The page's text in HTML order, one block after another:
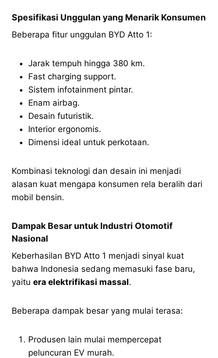
Spesifikasi Unggulan yang Menarik Konsumen
Beberapa fitur unggulan BYD Atto 1:
Jarak tempuh hingga 380 km.
Fast charging support.
Sistem infotainment pintar.
Enam airbag.
Desain futuristik.
Interior ergonomis.
Dimensi ideal untuk perkotaan.
Kombinasi teknologi dan desain ini menjadi
alasan kuat mengapa konsumen rela beralih dari
mobil bensin.
Dampak Besar untuk Industri Otomotif
Nasional
Keberhasilan BYD Atto 1 menjadi sinyal kuat
bahwa Indonesia sedang memasuki fase baru,
yaitu era elektrifikasi massal.
Beberapa dampak besar yang mulai terasa:
Produsen lain mulai mempercepat
peluncuran EV murah.